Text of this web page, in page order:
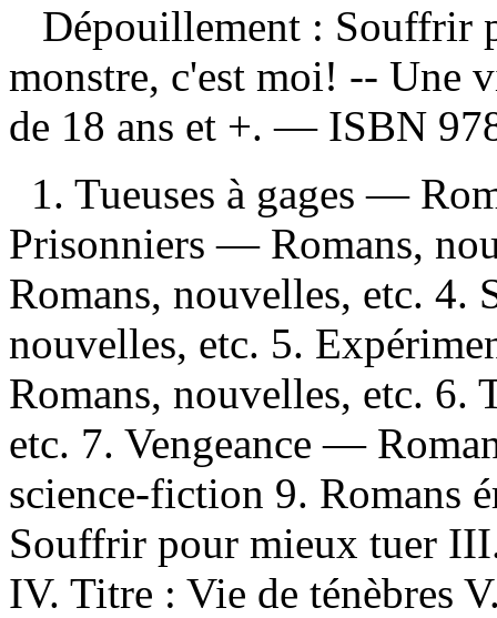
Dépouillement : Souffrir
monstre, c'est moi! -- Une
de 18 ans et +. — ISBN
1. Tueuses à gages —
Prisonniers — Romans,
Romans, nouvelles, etc.
nouvelles, etc. 5.
Romans, nouvelles, etc.
etc. 7. Vengeance —
science-fiction 9. Romans
Souffrir pour mieux tuer
IV. Titre : Vie de ténèbres